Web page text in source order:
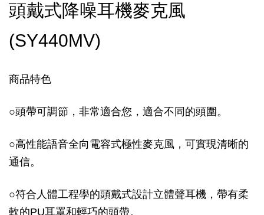
頭戴式降噪耳機麥克風
(SY440MV)
商品特色
○頭帶可調節，非常適合您，適合不同的頭圍。
○高性能語音全向電容式極性麥克風，可實現清晰的
通信。
○符合人體工程學的頭戴式設計立體聲耳機，帶有柔
軟的PU耳罩和輕巧的頭帶。